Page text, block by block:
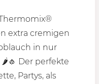
extra cremigen
in nur
Der perfekte
Partys, als